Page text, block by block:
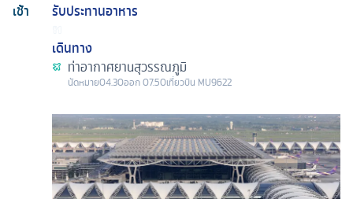
เช้า
รับประทานอาหาร
เดินทาง
ท่าอากาศยานสุวรรณภูมิ
นัดหมาย04.30ออก07.50เที่ยวบิน MU9622